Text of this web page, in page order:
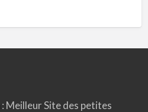
: Meilleur Site des petites